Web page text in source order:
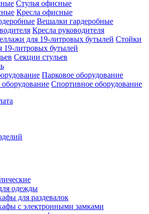
Стулья офисные
Кресла офисные
Вешалки гардеробные
Кресла руководителя
Стойки
19-литровых бутылей
Секции стульев
Парковое оборудование
Спортивное оборудование
одежды
для раздевалок
с электронными замками